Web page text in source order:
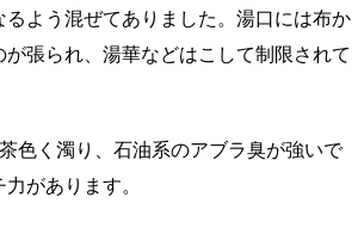
るよう混ぜてありました。湯口には布か
が張られ、湯華などはこして制限されて
色く濁り、石油系のアブラ臭が強いで
があります。